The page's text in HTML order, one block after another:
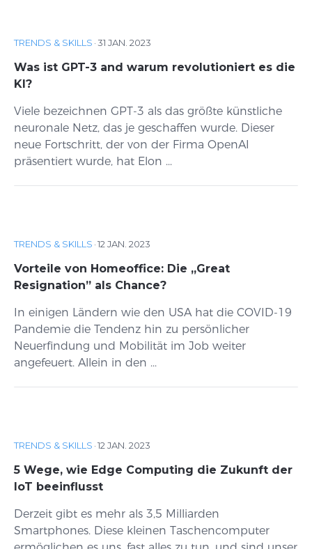
TRENDS & SKILLS ·31 JAN. 2023
Was ist GPT-3 and warum revolutioniert es die
KI?
Viele bezeichnen GPT-3 als das größte künstliche
neuronale Netz, das je geschaffen wurde. Dieser
neue Fortschritt, der von der Firma OpenAI
präsentiert wurde, hat Elon ...
TRENDS & SKILLS ·12 JAN. 2023
Vorteile von Homeoffice: Die „Great
Resignation” als Chance?
In einigen Ländern wie den USA hat die COVID-19
Pandemie die Tendenz hin zu persönlicher
Neuerfindung und Mobilität im Job weiter
angefeuert. Allein in den ...
TRENDS & SKILLS ·12 JAN. 2023
5 Wege, wie Edge Computing die Zukunft der
IoT beeinflusst
Derzeit gibt es mehr als 3,5 Milliarden
Smartphones. Diese kleinen Taschencomputer